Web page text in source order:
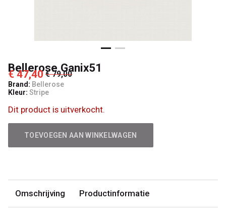
Bellerose Ganix51
€ 47,40 € 79,00
Brand: Bellerose
Kleur: Stripe
Dit product is uitverkocht.
TOEVOEGEN AAN WINKELWAGEN
Omschrijving Productinformatie